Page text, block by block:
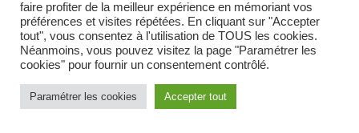
faire profiter de la meilleur expérience en mémoriant vos
préférences et visites répétées. En cliquant sur "Accepter
tout", vous consentez à l'utilisation de TOUS les cookies.
Néanmoins, vous pouvez visitez la page "Paramétrer les
cookies" pour fournir un consentement contrôlé.
Paramétrer les cookies Accepter tout